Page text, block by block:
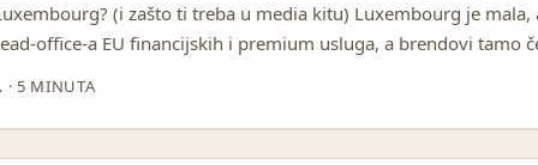
(i zašto ti treba u media kitu) Luxembourg je mala,
office-a EU financijskih i premium usluga, a brendovi tamo
učinak. ...
· 5 MINUTA